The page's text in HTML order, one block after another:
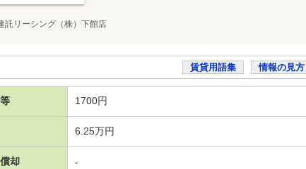
託リーシング（株）下館店
賃貸用語集 情報の見方
1700円
6.25万円
却 -